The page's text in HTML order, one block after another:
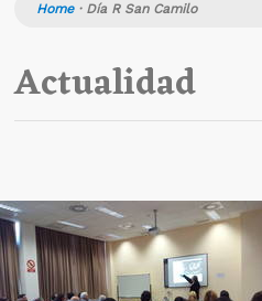
Home· Día R San Camilo
Actualidad